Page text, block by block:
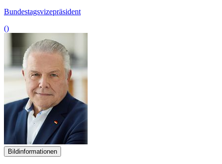
Bundestagsvizepräsident
()
Bildinformationen